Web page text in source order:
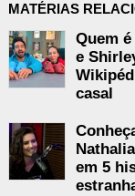
MATÉRIAS
Quem é
e
casal
em 5